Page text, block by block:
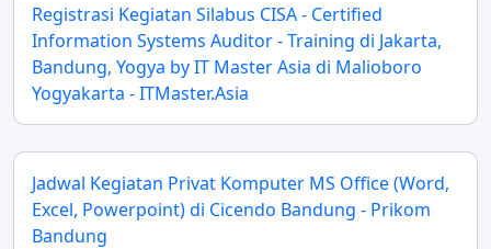
Registrasi Kegiatan Silabus CISA - Certified
Information Systems Auditor - Training di Jakarta,
Bandung, Yogya by IT Master Asia di Malioboro
Yogyakarta - ITMaster.Asia
Jadwal Kegiatan Privat Komputer MS Office (Word,
Excel, Powerpoint) di Cicendo Bandung - Prikom
Bandung